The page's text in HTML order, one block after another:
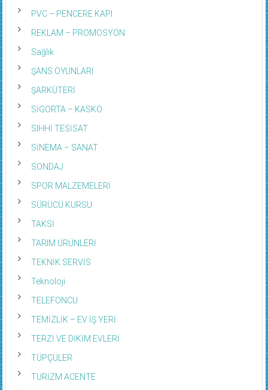
PVC – PENCERE KAPI
REKLAM – PROMOSYON
Sağlık
ŞANS OYUNLARI
ŞARKÜTERİ
SİGORTA – KASKO
SIHHİ TESİSAT
SİNEMA – SANAT
SONDAJ
SPOR MALZEMELERİ
SÜRÜCÜ KURSU
TAKSİ
TARIM ÜRÜNLERİ
TEKNİK SERVİS
Teknoloji
TELEFONCU
TEMİZLİK – EV İŞ YERİ
TERZİ VE DİKİM EVLERİ
TÜPÇÜLER
TURİZM ACENTE